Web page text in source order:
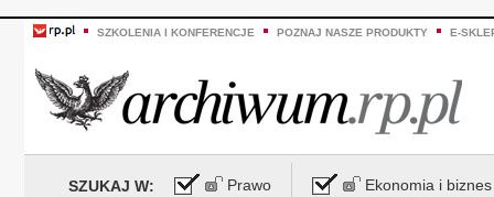
SZKOLENIA I KONFERENCJE POZNAJ NASZE PRODUKTY E-
SZUKAJ W: Prawo Ekonomia i biznes